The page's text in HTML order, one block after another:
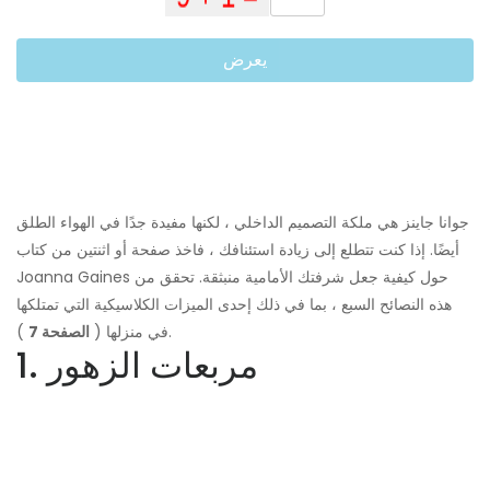
يعرض
جوانا جاينز هي ملكة التصميم الداخلي ، لكنها مفيدة جدًا في الهواء الطلق
أيضًا. إذا كنت تتطلع إلى زيادة استئنافك ، فاخذ صفحة أو اثنتين من كتاب
Joanna Gaines حول كيفية جعل شرفتك الأمامية منبثقة. تحقق من
هذه النصائح السبع ، بما في ذلك إحدى الميزات الكلاسيكية التي تمتلكها
في منزلها ( الصفحة 7 ).
1. مربعات الزهور